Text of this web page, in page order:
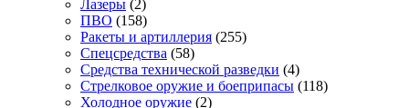
Лазеры (2)
ПВО (158)
Ракеты и артиллерия (255)
Спецсредства (58)
Средства технической разведки (4)
Стрелковое оружие и боеприпасы (118)
Холодное оружие (2)